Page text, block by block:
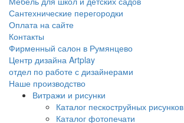
Сантехнические перегородки
Оплата на сайте
Контакты
Фирменный салон в Румянцево
Центр дизайна Artplay
отдел по работе с дизайнерами
Наше производство
Витражи и рисунки
Каталог пескоструйных рисунков
Каталог фотопечати